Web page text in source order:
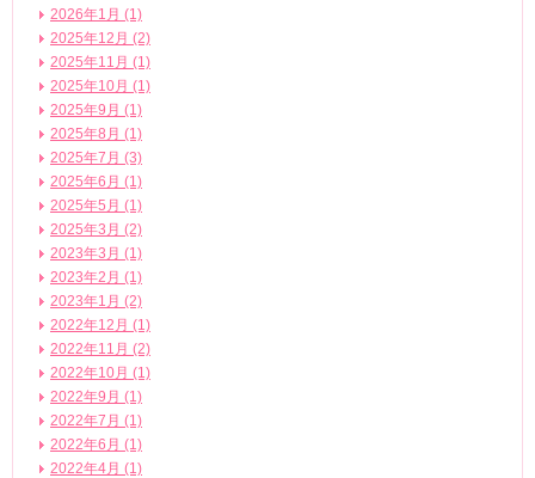
2026年1月 (1)
2025年12月 (2)
2025年11月 (1)
2025年10月 (1)
2025年9月 (1)
2025年8月 (1)
2025年7月 (3)
2025年6月 (1)
2025年5月 (1)
2025年3月 (2)
2023年3月 (1)
2023年2月 (1)
2023年1月 (2)
2022年12月 (1)
2022年11月 (2)
2022年10月 (1)
2022年9月 (1)
2022年7月 (1)
2022年6月 (1)
2022年4月 (1)